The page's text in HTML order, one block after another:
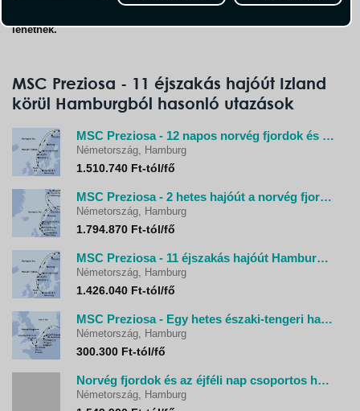
lehetnek.
MSC Preziosa - 11 éjszakás hajóút Izland
körül Hamburgból hasonló utazások
MSC Preziosa - 12 napos norvég fjordok és Északi-fok hajóút
Németország, Hamburg
1.510.740 Ft-tól/fő
MSC Preziosa - 2 hetes hajóút a norvég fjordokhoz Spitzbergák érintésével
Németország, Hamburg
1.794.870 Ft-tól/fő
MSC Preziosa - 11 éjszakás hajóút Hamburgból norvég fjordokon át az Északi-fokig
Németország, Hamburg
1.426.040 Ft-tól/fő
MSC Preziosa - Egy hetes északi-tengeri hajóút
Németország, Hamburg
300.300 Ft-tól/fő
Norvég fjordok és az éjféli nap csoportos hajóút
Németország, Hamburg